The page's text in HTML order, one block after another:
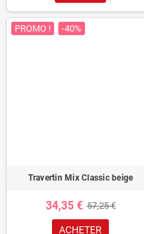
PROMO ! -40%
Travertin Mix Classic beige
34,35 € 57,25 €
ACHETER